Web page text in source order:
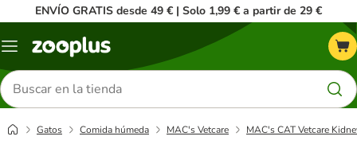
ENVÍO GRATIS desde 49 € | Solo 1,99 € a partir de 29 €
Menú
Buscar
productos
Gatos Comida húmeda MAC's Vetcare MAC's CAT Vetcare